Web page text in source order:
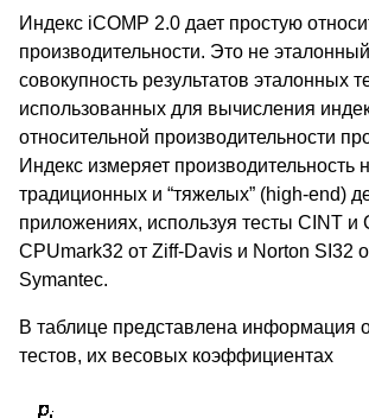
Индекс iCOMP 2.0 дает простую
производительности. Это не эталонный
совокупность результатов эталонных
использованных для вычисления
относительной производительности
Индекс измеряет производительность
традиционных и “тяжелых” (high-end)
приложениях, используя тесты CINT и
CPUmark32 от Ziff-Davis и Norton SI32
Symantec.
В таблице представлена информация
тестов, их весовых коэффициентах